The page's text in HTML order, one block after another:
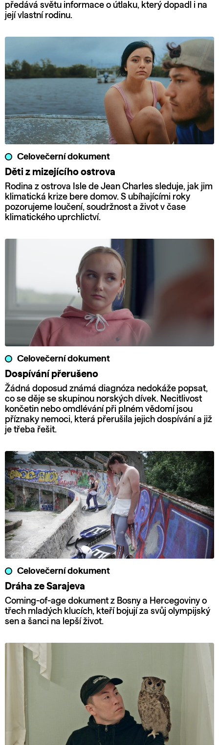
předává světu informace o útlaku, který dopadl i na
její vlastní rodinu.
Celovečerní dokument
Děti z mizejícího ostrova
Rodina z ostrova Isle de Jean Charles sleduje, jak jim
klimatická krize bere domov. S ubíhajícími roky
pozorujeme loučení, soudržnost a život v čase
klimatického uprchlictví.
Celovečerní dokument
Dospívání přerušeno
Žádná doposud známá diagnóza nedokáže popsat,
co se děje se skupinou norských dívek. Necitlivost
končetin nebo omdlévání při plném vědomí jsou
příznaky nemoci, která přerušila jejich dospívání a již
je třeba řešit.
Celovečerní dokument
Dráha ze Sarajeva
Coming-of-age dokument z Bosny a Hercegoviny o
třech mladých klucích, kteří bojují za svůj olympijský
sen a šanci na lepší život.